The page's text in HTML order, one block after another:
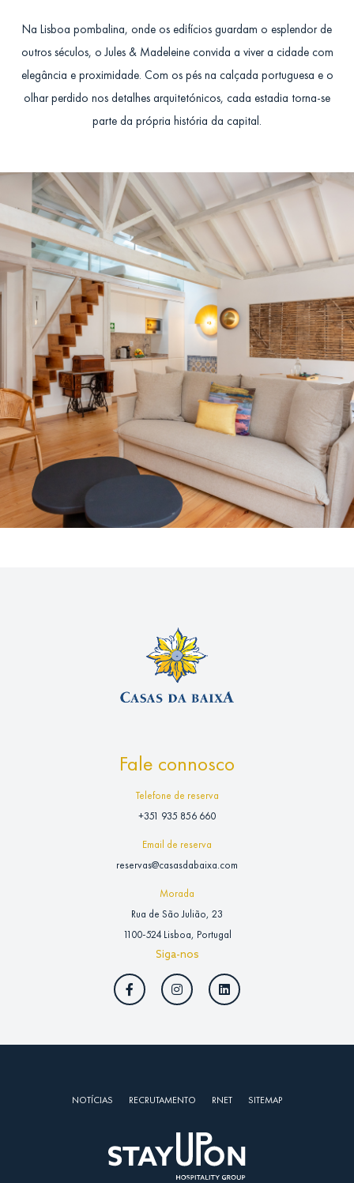
Na Lisboa pombalina, onde os edifícios guardam o esplendor de
outros séculos, o Jules & Madeleine convida a viver a cidade com
elegância e proximidade. Com os pés na calçada portuguesa e o
olhar perdido nos detalhes arquitetónicos, cada estadia torna-se
parte da própria história da capital.
Fale connosco
Telefone de reserva
+351 935 856 660
Email de reserva
reservas@casasdabaixa.com
Morada
Rua de São Julião, 23
1100-524 Lisboa, Portugal
Siga-nos
NOTÍCIAS RECRUTAMENTO RNET SITEMAP